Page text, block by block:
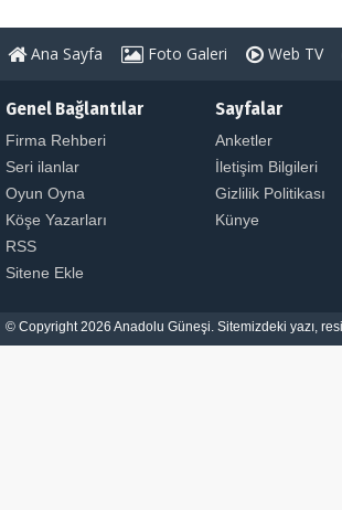
Ana Sayfa Foto Galeri Web TV
Genel Bağlantılar
Firma Rehberi
Seri ilanlar
Oyun Oyna
Köşe Yazarları
RSS
Sitene Ekle
Sayfalar
Anketler
İletişim Bilgileri
Gizlilik Politikası
Künye
© Copyright 2026 Anadolu Güneşi. Sitemizdeki yazı,